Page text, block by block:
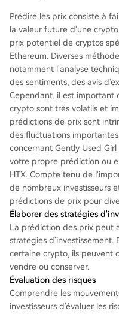
Prédire les prix consiste à
la valeur future d'une
prix potentiel de cryptos
Ethereum. Diverses
notamment l'analyse
des sentiments, des avis
Cependant, il est important
crypto sont très volatils et
prédictions de prix sont
des fluctuations
concernant Gently Used
votre propre prédiction ou
HTX. Compte tenu de
de nombreux investisseurs
prédictions de prix pour
Élaborer des stratégies
La prédiction des prix peut
stratégies d'investissement.
certaine crypto, ils peuvent
vendre ou conserver.
Évaluation des risques
Comprendre les
investisseurs d'évaluer les